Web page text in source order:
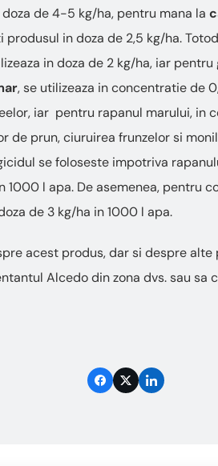
de 4-5 kg/ha, pentru mana la
produsul in doza de 2,5 kg/ha.
in doza de 2 kg/ha, iar pentru
, se utilizeaza in concentratie de
iar pentru rapanul marului, in
de prun, ciuruirea frunzelor si
se foloseste impotriva
1000 l apa. De asemenea, pentru
de 3 kg/ha in 1000 l apa.
acest produs, dar si despre
Alcedo din zona dvs. sau sa